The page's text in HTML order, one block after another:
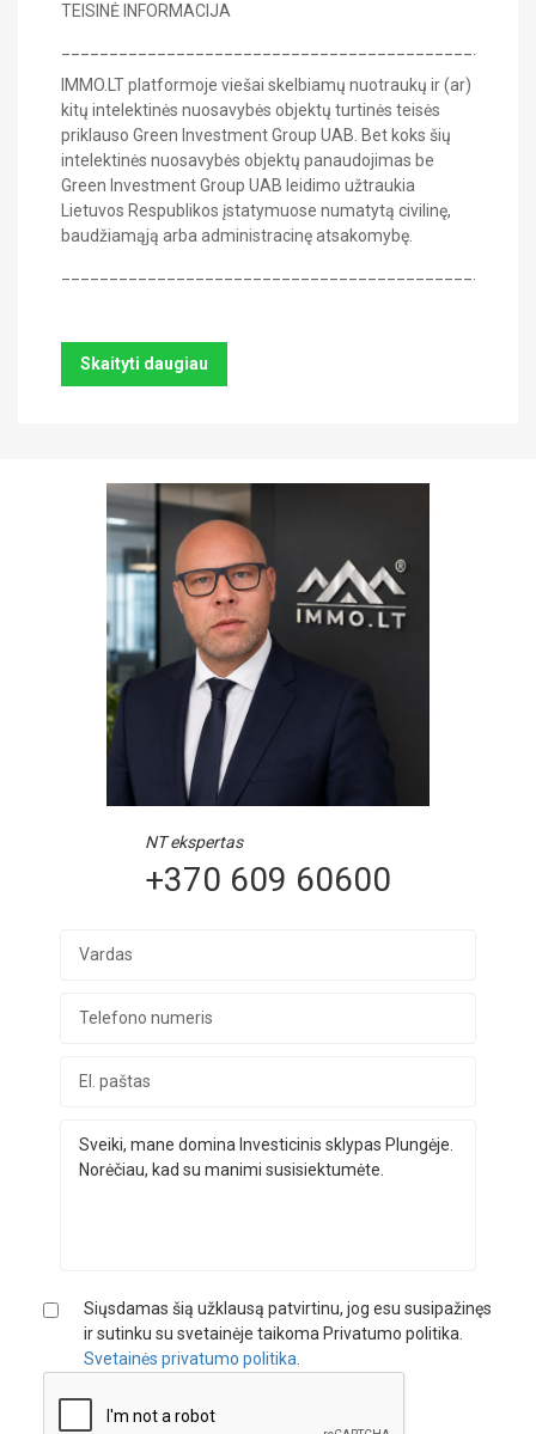
TEISINĖ INFORMACIJA
IMMO.LT platformoje viešai skelbiamų nuotraukų ir (ar)
kitų intelektinės nuosavybės objektų turtinės teisės
priklauso Green Investment Group UAB. Bet koks šių
intelektinės nuosavybės objektų panaudojimas be
Green Investment Group UAB leidimo užtraukia
Lietuvos Respublikos įstatymuose numatytą civilinę,
baudžiamąją arba administracinę atsakomybę.
Skaityti daugiau
NT ekspertas
+370 609 60600
Siųsdamas šią užklausą patvirtinu, jog esu susipažinęs
ir sutinku su svetainėje taikoma Privatumo politika.
Svetainės privatumo politika